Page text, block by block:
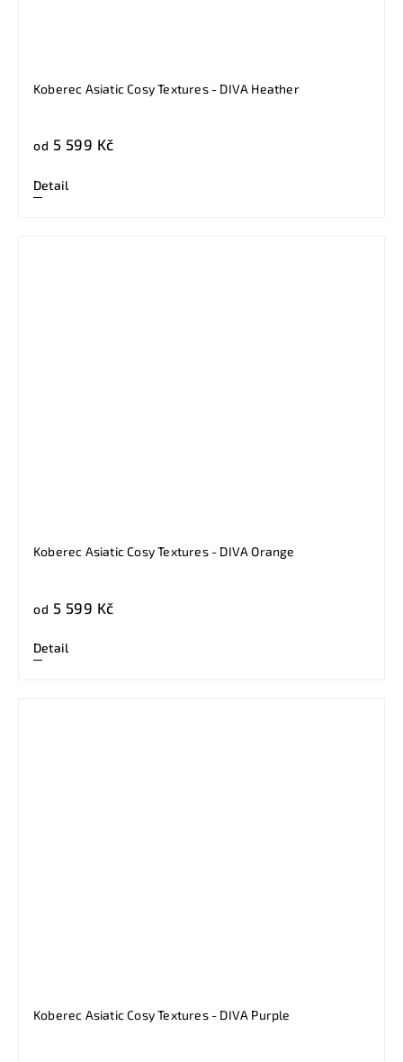
Koberec Asiatic Cosy Textures - DIVA Heather
od 5 599 Kč
Detail
Koberec Asiatic Cosy Textures - DIVA Orange
od 5 599 Kč
Detail
Koberec Asiatic Cosy Textures - DIVA Purple